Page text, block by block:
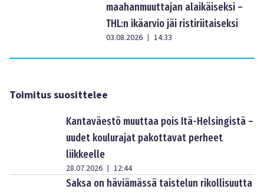
maahanmuuttajan alaikäiseksi –
THL:n ikäarvio jäi ristiriitaiseksi
03.08.2026 | 14:33
Toimitus suosittelee
Kantaväestö muuttaa pois Itä-Helsingistä –
uudet koulurajat pakottavat perheet
liikkeelle
28.07.2026 | 12:44
Saksa on häviämässä taistelun rikollisuutta